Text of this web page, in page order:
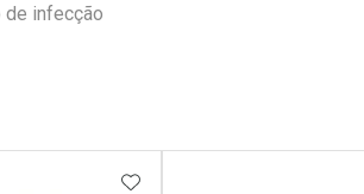
de infecção
FAVORITOSADICIONAR AOS